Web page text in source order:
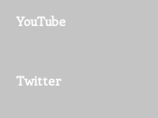
YouTube
Twitter